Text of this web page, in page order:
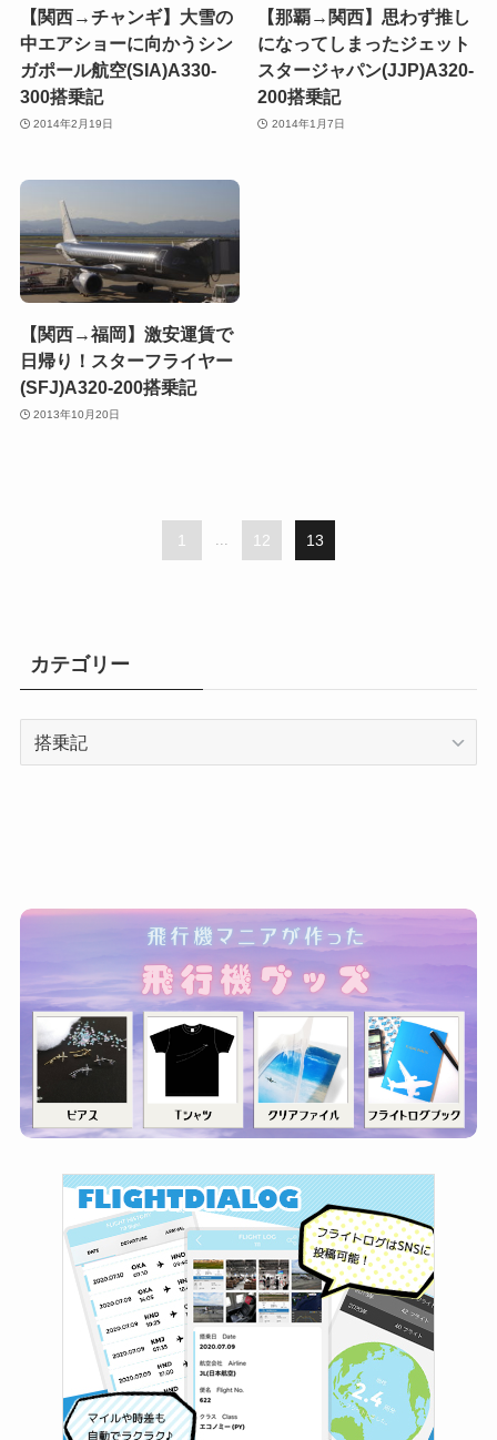
【関西→チャンギ】大雪の
中エアショーに向かうシン
ガポール航空(SIA)A330-
300搭乗記
2014年2月19日
【那覇→関西】思わず推し
になってしまったジェット
スタージャパン(JJP)A320-
200搭乗記
2014年1月7日
【関西→福岡】激安運賃で
日帰り！スターフライヤー
(SFJ)A320-200搭乗記
2013年10月20日
1 ... 12 13
カテゴリー